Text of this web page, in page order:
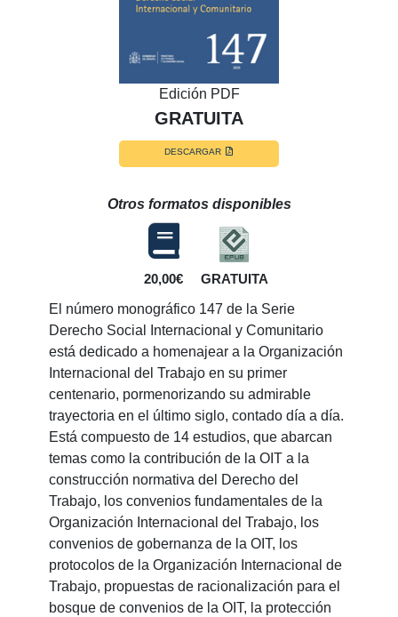
Edición PDF
GRATUITA
DESCARGAR
Otros formatos disponibles
20,00€
GRATUITA
El número monográfico 147 de la Serie
Derecho Social Internacional y Comunitario
está dedicado a homenajear a la Organización
Internacional del Trabajo en su primer
centenario, pormenorizando su admirable
trayectoria en el último siglo, contado día a día.
Está compuesto de 14 estudios, que abarcan
temas como la contribución de la OIT a la
construcción normativa del Derecho del
Trabajo, los convenios fundamentales de la
Organización Internacional del Trabajo, los
convenios de gobernanza de la OIT, los
protocolos de la Organización Internacional de
Trabajo, propuestas de racionalización para el
bosque de convenios de la OIT, la protección